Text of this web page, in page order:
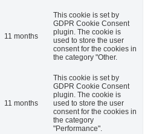
11 months
This cookie is set by
GDPR Cookie Consent
plugin. The cookie is
used to store the user
consent for the cookies in
the category "Other.
11 months
This cookie is set by
GDPR Cookie Consent
plugin. The cookie is
used to store the user
consent for the cookies in
the category
"Performance".